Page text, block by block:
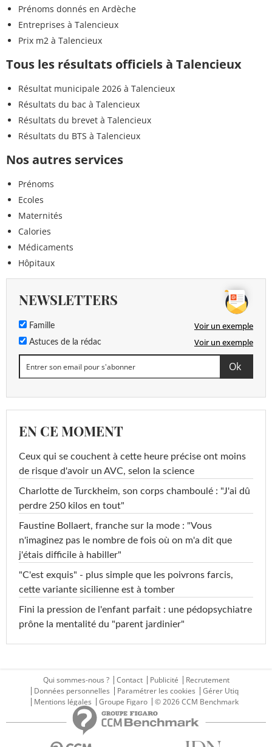
Prénoms donnés en Ardèche
Entreprises à Talencieux
Prix m2 à Talencieux
Tous les résultats officiels à Talencieux
Résultat municipale 2026 à Talencieux
Résultats du bac à Talencieux
Résultats du brevet à Talencieux
Résultats du BTS à Talencieux
Nos autres services
Prénoms
Ecoles
Maternités
Calories
Médicaments
Hôpitaux
NEWSLETTERS
Famille Voir un exemple
Astuces de la rédac Voir un exemple
EN CE MOMENT
Ceux qui se couchent à cette heure précise ont moins
de risque d'avoir un AVC, selon la science
Charlotte de Turckheim, son corps chamboulé : "J'ai dû
perdre 250 kilos en tout"
Faustine Bollaert, franche sur la mode : "Vous
n'imaginez pas le nombre de fois où on m'a dit que
j'étais difficile à habiller"
"C'est exquis" - plus simple que les poivrons farcis,
cette variante sicilienne est à tomber
Fini la pression de l'enfant parfait : une pédopsychiatre
prône la mentalité du "parent jardinier"
Qui sommes-nous ? Contact Publicité
Recrutement
Données personnelles
Paramétrer les cookies
Gérer Utiq
Mentions légales
Groupe Figaro © 2026 CCM Benchmark